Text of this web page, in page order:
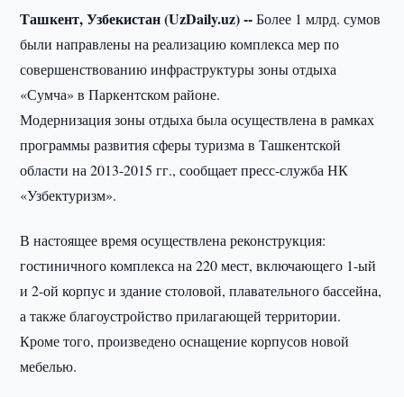
Ташкент, Узбекистан (UzDaily.uz) --Более 1 млрд. сумов
были направлены на реализацию комплекса мер по
совершенствованию инфраструктуры зоны отдыха
«Сумча» в Паркентском районе.
Модернизация зоны отдыха была осуществлена в рамках
программы развития сферы туризма в Ташкентской
области на 2013-2015 гг., сообщает пресс-служба НК
«Узбектуризм».
В настоящее время осуществлена реконструкция:
гостиничного комплекса на 220 мест, включающего 1-ый
и 2-ой корпус и здание столовой, плавательного бассейна,
а также благоустройство прилагающей территории.
Кроме того, произведено оснащение корпусов новой
мебелью.